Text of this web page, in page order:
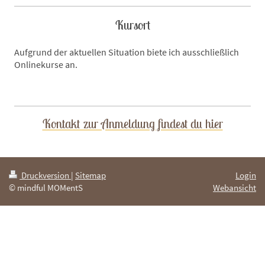
Kursort
Aufgrund der aktuellen Situation biete ich ausschließlich
Onlinekurse an.
Kontakt zur Anmeldung findest du hier
Druckversion | Sitemap
© mindful MOMentS
Login
Webansicht